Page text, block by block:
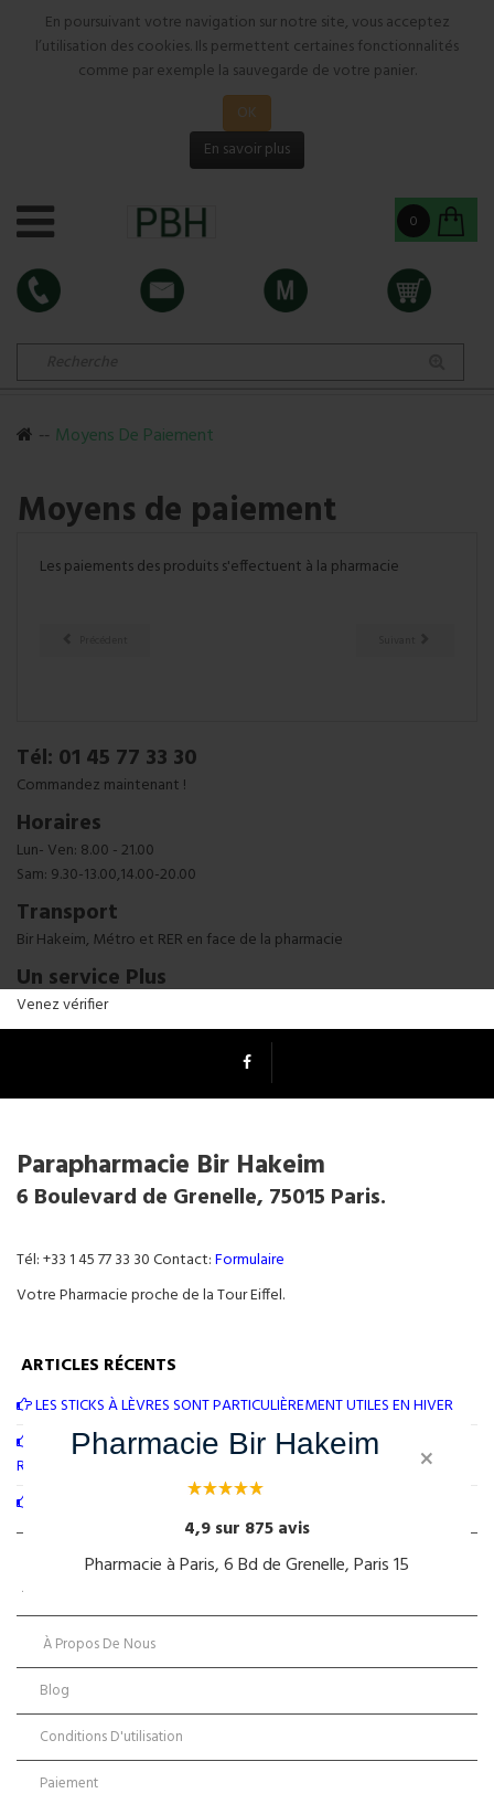
×
Pharmacie Bir Hakeim
4,9 sur 875 avis
Pharmacie à Paris, 6 Bd de Grenelle, Paris 15
En poursuivant votre navigation sur notre site, vous acceptez
l’utilisation des cookies. Ils permettent certaines fonctionnalités
comme par exemple la sauvegarde de votre panier.
OK
En savoir plus
0
Moyens De Paiement
Moyens de paiement
Les paiements des produits s'effectuent à la pharmacie
Tél: 01 45 77 33 30
Commandez maintenant !
Horaires
Lun- Ven: 8.00 - 21.00
Sam: 9.30-13.00,14.00-20.00
Transport
Bir Hakeim, Métro et RER en face de la pharmacie
Un service Plus
Venez vérifier
Parapharmacie Bir Hakeim
6 Boulevard de Grenelle, 75015 Paris.
Tél: +33 1 45 77 33 30 Contact:Formulaire
Votre Pharmacie proche de la Tour Eiffel.
ARTICLES RÉCENTS
LES STICKS À LÈVRES SONT PARTICULIÈREMENT UTILES EN HIVER
TOUTE L’ÉQUIPE DE LA PHARMACIE BIR HAKEIM TIENT À VOUS
REMERCIER
ANIMATION ET PRÉSENTATION DES COFFRETS CAUDALIE DE NOËL
À Propos Des Achats
À Propos De Nous
Blog
Conditions D'utilisation
Paiement